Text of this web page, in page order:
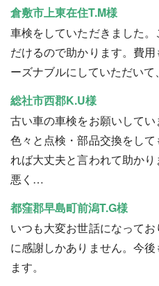
倉敷市上東在住T.M様
車検をしていただきました
だけるので助かります。費
ーズナブルにしていただいて
総社市西郡K.U様
古い車の車検をお願いして
色々と点検・部品交換をし
れば大丈夫と言われて助か
悪く…
都窪郡早島町前潟T.G様
いつも大変お世話になって
に感謝しかありません。今
ます。